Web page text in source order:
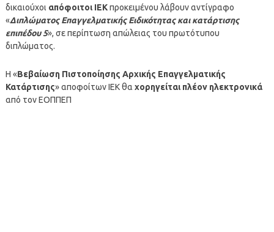
δικαιούχοι απόφοιτοι ΙΕΚπροκειμένου λάβουν αντίγραφο
«Διπλώματος Επαγγελματικής Ειδικότητας και κατάρτισης
επιπέδου 5», σε περίπτωση απώλειας του πρωτότυπου
διπλώματος.
Η «Βεβαίωση Πιστοποίησης Αρχικής Επαγγελματικής
Κατάρτισης» αποφοίτων ΙΕΚ θα χορηγείται πλέον ηλεκτρονικά
από τον ΕΟΠΠΕΠ